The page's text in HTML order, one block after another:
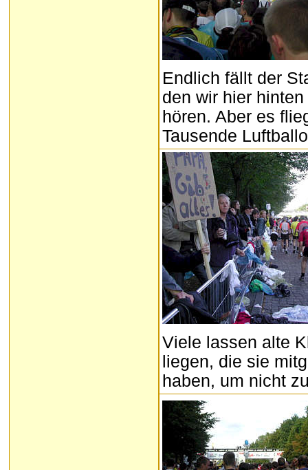
Endlich fällt der
den wir hier
hören. Aber es
Tausende
Viele lassen alte
liegen, die sie
haben, um nicht